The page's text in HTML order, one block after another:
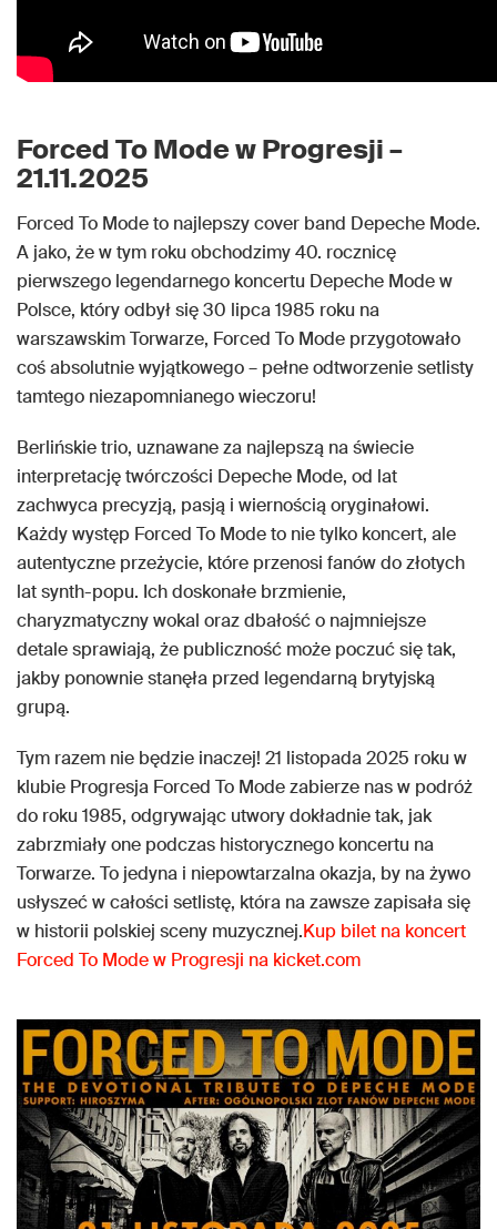
Forced To Mode w Progresji –
21.11.2025
Forced To Mode to najlepszy cover band Depeche Mode.
A jako, że w tym roku obchodzimy 40. rocznicę
pierwszego legendarnego koncertu Depeche Mode w
Polsce, który odbył się 30 lipca 1985 roku na
warszawskim Torwarze, Forced To Mode przygotowało
coś absolutnie wyjątkowego – pełne odtworzenie setlisty
tamtego niezapomnianego wieczoru!
Berlińskie trio, uznawane za najlepszą na świecie
interpretację twórczości Depeche Mode, od lat
zachwyca precyzją, pasją i wiernością oryginałowi.
Każdy występ Forced To Mode to nie tylko koncert, ale
autentyczne przeżycie, które przenosi fanów do złotych
lat synth-popu. Ich doskonałe brzmienie,
charyzmatyczny wokal oraz dbałość o najmniejsze
detale sprawiają, że publiczność może poczuć się tak,
jakby ponownie stanęła przed legendarną brytyjską
grupą.
Tym razem nie będzie inaczej! 21 listopada 2025 roku w
klubie Progresja Forced To Mode zabierze nas w podróż
do roku 1985, odgrywając utwory dokładnie tak, jak
zabrzmiały one podczas historycznego koncertu na
Torwarze. To jedyna i niepowtarzalna okazja, by na żywo
usłyszeć w całości setlistę, która na zawsze zapisała się
w historii polskiej sceny muzycznej.Kup bilet na koncert
Forced To Mode w Progresji na kicket.com